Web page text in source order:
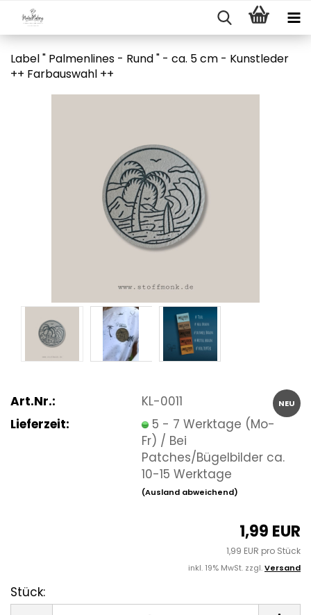
Label " Palmenlines - Rund " - ca. 5 cm - Kunstleder
++ Farbauswahl ++
NEU
Art.Nr.:
KL-0011
Lieferzeit:
5 - 7 Werktage (Mo-
Fr) / Bei
Patches/Bügelbilder ca.
10-15 Werktage
(Ausland abweichend)
1,99 EUR
1,99 EUR pro Stück
inkl. 19% MwSt. zzgl.Versand
Stück: